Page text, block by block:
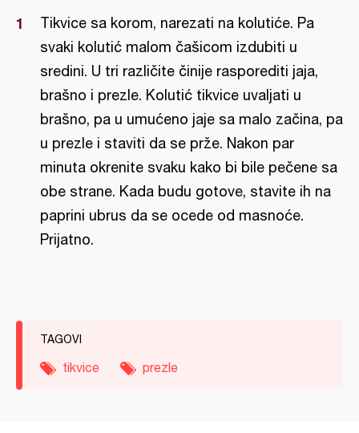
Tikvice sa korom, narezati na kolutiće. Pa
svaki kolutić malom čašicom izdubiti u
sredini. U tri različite činije rasporediti jaja,
brašno i prezle. Kolutić tikvice uvaljati u
brašno, pa u umućeno jaje sa malo začina, pa
u prezle i staviti da se prže. Nakon par
minuta okrenite svaku kako bi bile pečene sa
obe strane. Kada budu gotove, stavite ih na
paprini ubrus da se ocede od masnoće.
Prijatno.
TAGOVI
tikvice prezle